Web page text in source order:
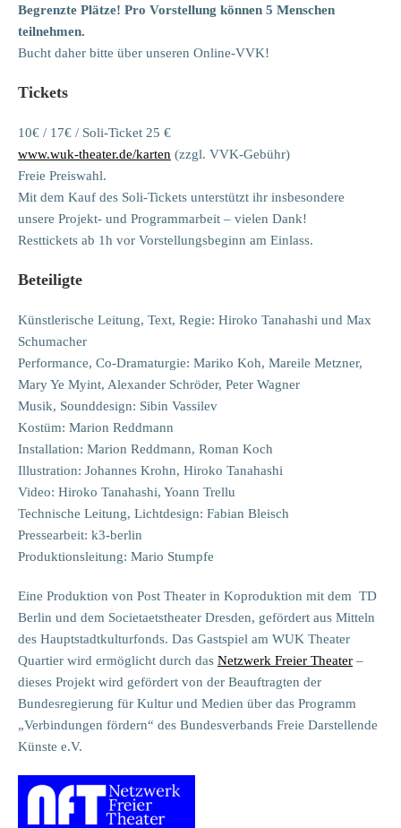
Begrenzte Plätze! Pro Vorstellung können 5 Menschen
teilnehmen.
Bucht daher bitte über unseren Online-VVK!
Tickets
10€ / 17€ / Soli-Ticket 25 €
www.wuk-theater.de/karten (zzgl. VVK-Gebühr)
Freie Preiswahl.
Mit dem Kauf des Soli-Tickets unterstützt ihr insbesondere
unsere Projekt- und Programmarbeit – vielen Dank!
Resttickets ab 1h vor Vorstellungsbeginn am Einlass.
Beteiligte
Künstlerische Leitung, Text, Regie: Hiroko Tanahashi und Max
Schumacher
Performance, Co-Dramaturgie: Mariko Koh, Mareile Metzner,
Mary Ye Myint, Alexander Schröder, Peter Wagner
Musik, Sounddesign: Sibin Vassilev
Kostüm: Marion Reddmann
Installation: Marion Reddmann, Roman Koch
Illustration: Johannes Krohn, Hiroko Tanahashi
Video: Hiroko Tanahashi, Yoann Trellu
Technische Leitung, Lichtdesign: Fabian Bleisch
Pressearbeit: k3-berlin
Produktionsleitung: Mario Stumpfe
Eine Produktion von Post Theater in Koproduktion mit dem TD
Berlin und dem Societaetstheater Dresden, gefördert aus Mitteln
des Hauptstadtkulturfonds. Das Gastspiel am WUK Theater
Quartier wird ermöglicht durch das Netzwerk Freier Theater –
dieses Projekt wird gefördert von der Beauftragten der
Bundesregierung für Kultur und Medien über das Programm
„Verbindungen fördern“ des Bundesverbands Freie Darstellende
Künste e.V.